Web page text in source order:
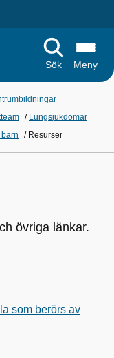
Sök
Meny
/ Lungsjukdomar
/ Resurser
övriga länkar.
som berörs av